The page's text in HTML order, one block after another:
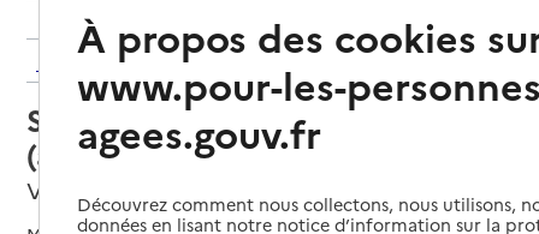
Retour aux résultats de l'annuaire
Service autonomie à domicile
(aide) – ADMR
Valbonnais, ISERE
À propos des cookies
www.pour-les-
agees.gouv.fr
Découvrez comment nous collectons, nous utilisons,
données en lisant notre notice d’information sur la